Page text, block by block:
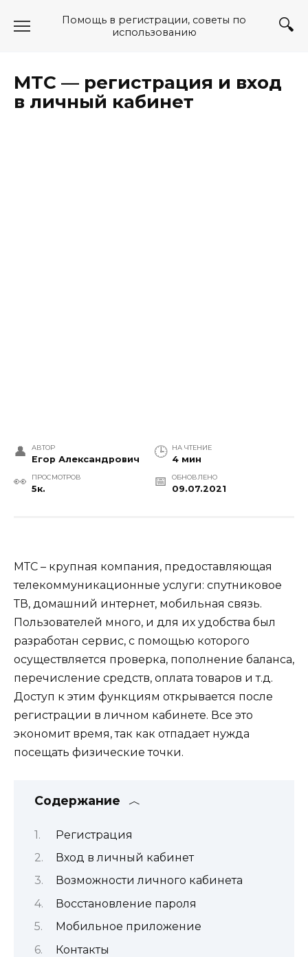
Помощь в регистрации, советы по
использованию
МТС — регистрация и вход
в личный кабинет
АВТОР
Егор Александрович
НА ЧТЕНИЕ
4 мин
ПРОСМОТРОВ
5к.
ОБНОВЛЕНО
09.07.2021
МТС – крупная компания, предоставляющая
телекоммуникационные услуги: спутниковое
ТВ, домашний интернет, мобильная связь.
Пользователей много, и для их удобства был
разработан сервис, с помощью которого
осуществляется проверка, пополнение баланса,
перечисление средств, оплата товаров и т.д.
Доступ к этим функциям открывается после
регистрации в личном кабинете. Все это
экономит время, так как отпадает нужда
посещать физические точки.
Содержание
Регистрация
Вход в личный кабинет
Возможности личного кабинета
Восстановление пароля
Мобильное приложение
Контакты